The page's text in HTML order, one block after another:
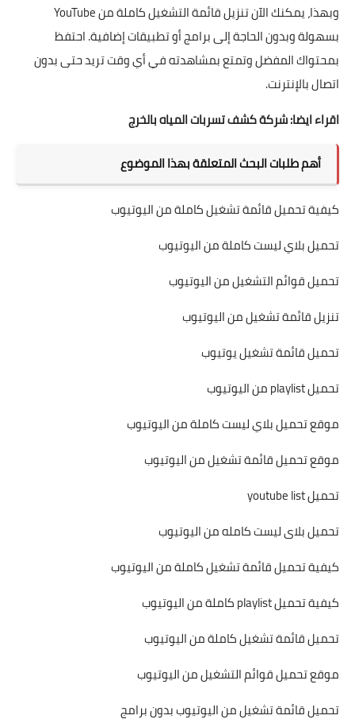
وبهذا، يمكنك الآن تنزيل قائمة التشغيل كاملة من YouTube
بسهولة وبدون الحاجة إلى برامج أو تطبيقات إضافية. احتفظ
بمحتواك المفضل وتمتع بمشاهدته في أي وقت تريد حتى بدون
اتصال بالإنترنت.
اقراء ايضا:شركة كشف تسربات المياه بالخرج
أهم طلبات البحث المتعلقة بهذا الموضوع
كيفية تحميل قائمة تشغيل كاملة من اليوتيوب
تحميل بلاي ليست كاملة من اليوتيوب
تحميل قوائم التشغيل من اليوتيوب
تنزيل قائمة تشغيل من اليوتيوب
تحميل قائمة تشغيل يوتيوب
تحميل playlist من اليوتيوب
موقع تحميل بلاي ليست كاملة من اليوتيوب
موقع تحميل قائمة تشغيل من اليوتيوب
تحميل youtube list
تحميل بلاى ليست كامله من اليوتيوب
كيفية تحميل قائمة تشغيل كاملة من اليوتيوب
كيفية تحميل playlist كاملة من اليوتيوب
تحميل قائمة تشغيل كاملة من اليوتيوب
موقع تحميل قوائم التشغيل من اليوتيوب
تحميل قائمة تشغيل من اليوتيوب بدون برامج